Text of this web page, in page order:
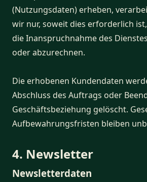
(Nutzungsdaten) erheben,
wir nur, soweit dies erforderlich
die Inanspruchnahme des
oder abzurechnen.
Die erhobenen Kundendaten
Abschluss des Auftrags oder
Geschäftsbeziehung gelöscht.
Aufbewahrungsfristen bleiben
4. Newsletter
Newsletterdaten